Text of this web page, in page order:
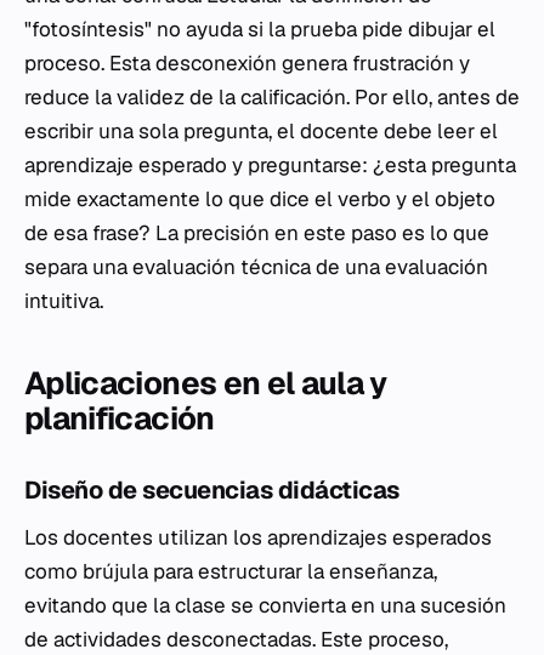
"fotosíntesis" no ayuda si la prueba pide dibujar el
proceso. Esta desconexión genera frustración y
reduce la validez de la calificación. Por ello, antes de
escribir una sola pregunta, el docente debe leer el
aprendizaje esperado y preguntarse: ¿esta pregunta
mide exactamente lo que dice el verbo y el objeto
de esa frase? La precisión en este paso es lo que
separa una evaluación técnica de una evaluación
intuitiva.
Aplicaciones en el aula y
planificación
Diseño de secuencias didácticas
Los docentes utilizan los aprendizajes esperados
como brújula para estructurar la enseñanza,
evitando que la clase se convierta en una sucesión
de actividades desconectadas. Este proceso,